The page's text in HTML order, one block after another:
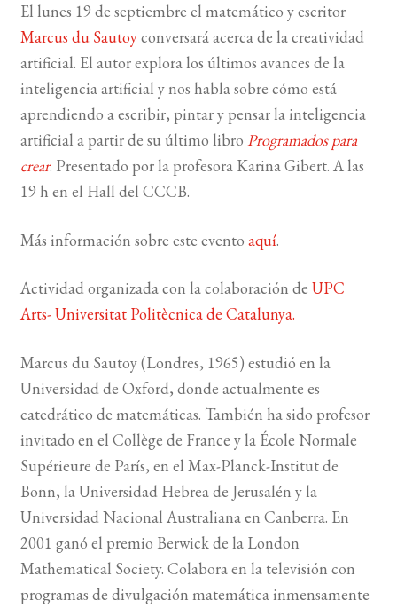
LISTA DE LIBROS
El lunes 19 de septiembre el matemático y escritor
Marcus du Sautoyconversará acerca de la creatividad
artificial. El autor explora los últimos avances de la
inteligencia artificial y nos habla sobre cómo está
aprendiendo a escribir, pintar y pensar la inteligencia
artificial a partir de su último libro Programados para
crear. Presentado por la profesora Karina Gibert. A las
19 h en el Hall del CCCB.
Más información sobre este evento aquí.
Actividad organizada con la colaboración de UPC
Arts- Universitat Politècnica de Catalunya.
Marcus du Sautoy (Londres, 1965) estudió en la
Universidad de Oxford, donde actualmente es
catedrático de matemáticas. También ha sido profesor
invitado en el Collège de France y la École Normale
Supérieure de París, en el Max-Planck-Institut de
Bonn, la Universidad Hebrea de Jerusalén y la
Universidad Nacional Australiana en Canberra. En
2001 ganó el premio Berwick de la London
Mathematical Society. Colabora en la televisión con
programas de divulgación matemática inmensamente